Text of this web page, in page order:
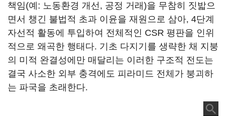
책임(예: 노동환경 개선, 공정 거래)을 무참히 짓밟으
면서 챙긴 불법적 초과 이윤을 재원으로 삼아, 4단계
자선적 활동에 투입하여 전체적인 CSR 평판을 인위
적으로 왜곡한 행태다. 기초 다지기를 생략한 채 지붕
의 미적 완결성에만 매달리는 이러한 구조적 전도는
결국 사소한 외부 충격에도 피라미드 전체가 붕괴하
는 파국을 초래한다.